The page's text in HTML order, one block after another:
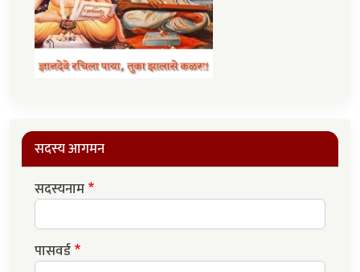
सदस्य आगमन
सदस्यनाम
पासवर्ड